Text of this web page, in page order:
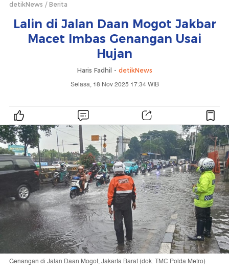
detikNews Berita
Lalin di Jalan Daan Mogot Jakbar
Macet Imbas Genangan Usai
Hujan
Haris Fadhil - detikNews
Selasa, 18 Nov 2025 17:34 WIB
Genangan di Jalan Daan Mogot, Jakarta Barat (dok. TMC Polda Metro)